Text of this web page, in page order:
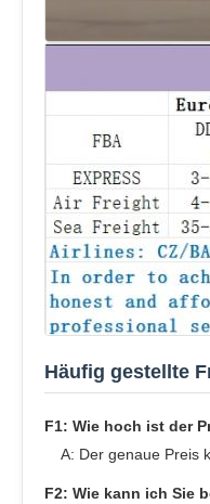
Häufig gestellte
F1: Wie hoch ist der
A: Der genaue Preis
F2: Wie kann ich Sie